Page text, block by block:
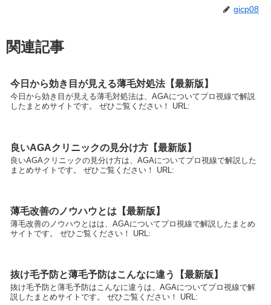
gicp08
関連記事
今日から効き目が見える薄毛対処法【最新版】
今日から効き目が見える薄毛対処法は、AGAについてプロ視線で解説
したまとめサイトです。 ぜひご覧ください！ URL:
良いAGAクリニックの見分け方【最新版】
良いAGAクリニックの見分け方は、AGAについてプロ視線で解説した
まとめサイトです。 ぜひご覧ください！ URL:
薄毛改善のノウハウとは【最新版】
薄毛改善のノウハウとはは、AGAについてプロ視線で解説したまとめ
サイトです。 ぜひご覧ください！ URL:
抜け毛予防と薄毛予防はこんなに違う【最新版】
抜け毛予防と薄毛予防はこんなに違うは、AGAについてプロ視線で解
説したまとめサイトです。 ぜひご覧ください！ URL: